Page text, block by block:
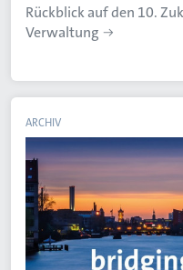
Rückblick auf den 10.
Verwaltung
ARCHIV